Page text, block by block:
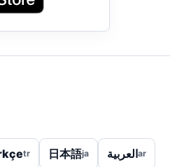
tr 日本語ja العربيةar